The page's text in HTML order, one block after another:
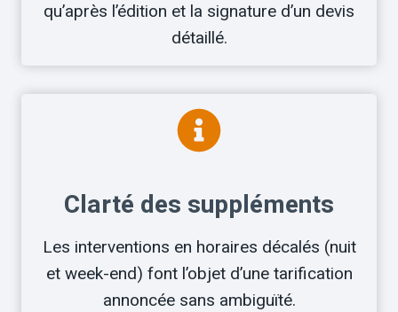
qu’après l’édition et la signature d’un devis
détaillé.
Clarté des suppléments
Les interventions en horaires décalés (nuit
et week-end) font l’objet d’une tarification
annoncée sans ambiguïté.